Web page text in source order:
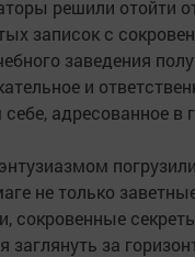
решили отойти
записок с
заведения
и
адресованное в
не только
сокровенные
за